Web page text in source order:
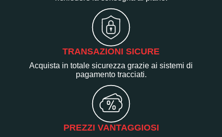
TRANSAZIONI SICURE
Acquista in totale sicurezza grazie ai sistemi di
pagamento tracciati.
PREZZI VANTAGGIOSI